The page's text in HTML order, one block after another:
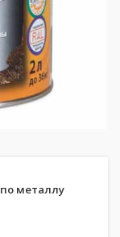
металлу